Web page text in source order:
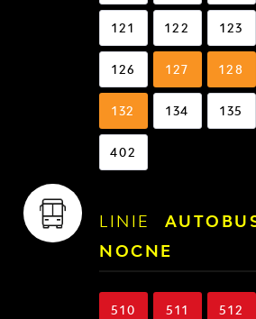
121 122 123
126 127 128
132 134 135
402
LINIE
NOCNE
510 511 512